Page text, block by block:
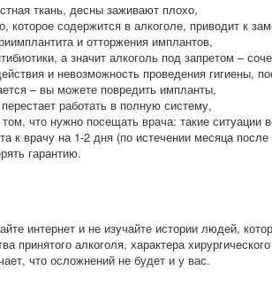
ткань, десны заживают плохо,
которое содержится в алкоголе, приводит к
и отторжения имплантов,
а значит алкоголь под запретом –
и невозможность проведения гигиены,
– вы можете повредить импланты,
работать в полную систему,
что нужно посещать врача: такие ситуации
к врачу на 1-2 дня (по истечении месяца
гарантию.
интернет и не изучайте истории людей,
принятого алкоголя, характера
что осложнений не будет и у вас.